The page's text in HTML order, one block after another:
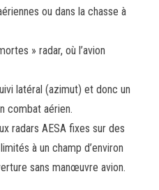
ou dans la chasse à
» radar, où l’avion
latéral (azimut) et donc un
combat aérien.
radars AESA fixes sur des
à un champ d’environ
sans manœuvre avion.